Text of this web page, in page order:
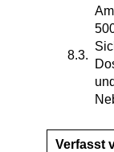
Verfasst